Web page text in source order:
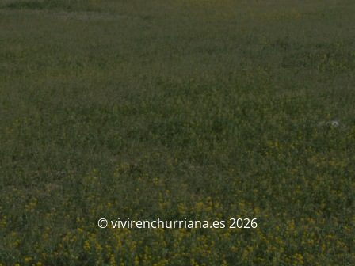
© vivirenchurriana.es 2026